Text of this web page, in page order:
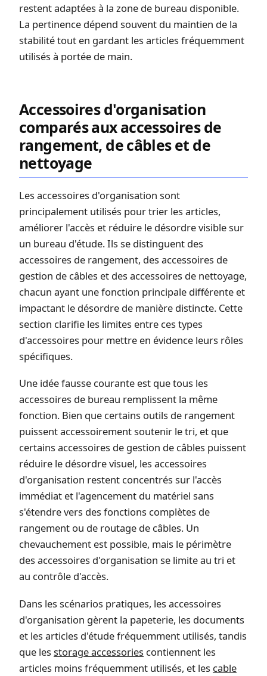
restent adaptées à la zone de bureau disponible.
La pertinence dépend souvent du maintien de la
stabilité tout en gardant les articles fréquemment
utilisés à portée de main.
Accessoires d'organisation
comparés aux accessoires de
rangement, de câbles et de
nettoyage
Les accessoires d'organisation sont
principalement utilisés pour trier les articles,
améliorer l'accès et réduire le désordre visible sur
un bureau d'étude. Ils se distinguent des
accessoires de rangement, des accessoires de
gestion de câbles et des accessoires de nettoyage,
chacun ayant une fonction principale différente et
impactant le désordre de manière distincte. Cette
section clarifie les limites entre ces types
d'accessoires pour mettre en évidence leurs rôles
spécifiques.
Une idée fausse courante est que tous les
accessoires de bureau remplissent la même
fonction. Bien que certains outils de rangement
puissent accessoirement soutenir le tri, et que
certains accessoires de gestion de câbles puissent
réduire le désordre visuel, les accessoires
d'organisation restent concentrés sur l'accès
immédiat et l'agencement du matériel sans
s'étendre vers des fonctions complètes de
rangement ou de routage de câbles. Un
chevauchement est possible, mais le périmètre
des accessoires d'organisation se limite au tri et
au contrôle d'accès.
Dans les scénarios pratiques, les accessoires
d'organisation gèrent la papeterie, les documents
et les articles d'étude fréquemment utilisés, tandis
que lesstorage accessories contiennent les
articles moins fréquemment utilisés, et les cable